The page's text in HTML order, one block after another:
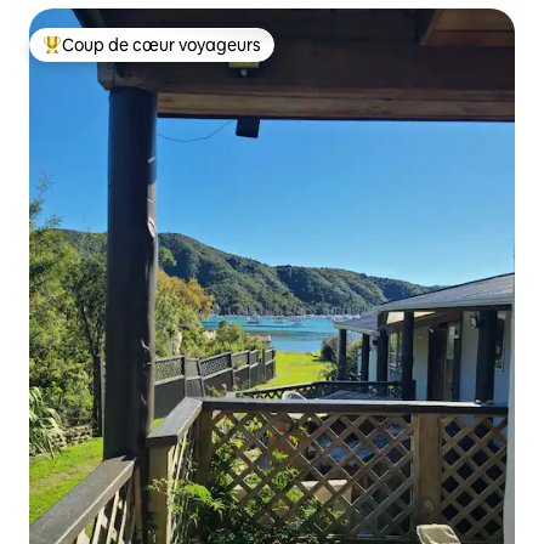
Coups de cœur voyageurs les plus appréciés
Coup de cœur voyageurs